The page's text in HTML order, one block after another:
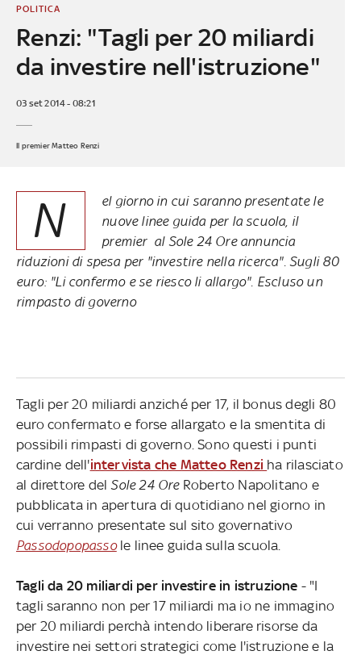
Renzi: "Tagli per 20 miliardi
da investire nell'istruzione"
POLITICA
03 set 2014 - 08:21
Il premier Matteo Renzi
N
el giorno in cui saranno presentate le
nuove linee guida per la scuola, il
premier al Sole 24 Oreannuncia
riduzioni di spesa per "investire nella ricerca". Sugli 80
euro: "Li confermo e se riesco li allargo". Escluso un
rimpasto di governo
Tagli per 20 miliardi anziché per 17, il bonus degli 80
euro confermato e forse allargato e la smentita di
possibili rimpasti di governo. Sono questi i punti
cardine dell'intervista che Matteo Renzi ha rilasciato
al direttore delSole 24 OreRoberto Napolitano e
pubblicata in apertura di quotidiano nel giorno in
cui verranno presentate sul sito governativo
Passodopopassole linee guida sulla scuola.
Tagli da 20 miliardi per investire in istruzione - "I
tagli saranno non per 17 miliardi ma io ne immagino
per 20 miliardi perchà intendo liberare risorse da
investire nei settori strategici come l'istruzione e la